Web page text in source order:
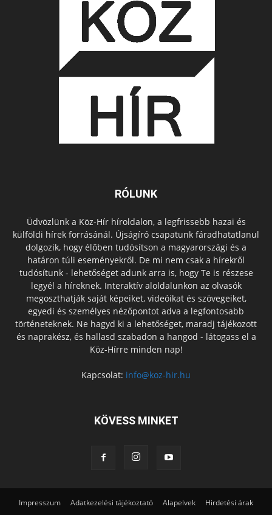
RÓLUNK
Üdvözlünk a Köz-Hír híroldalon, a legfrissebb hazai és
külföldi hírek forrásánál. Újságíró csapatunk fáradhatatlanul
dolgozik, hogy élőben tudósítson a magyarországi és a
határon túli eseményekről. De mi nem csak a hírekről
tudósítunk - lehetőséget adunk arra is, hogy Te is részese
legyél a híreknek. Interaktív aloldalunkon az olvasók
megoszthatják saját képeiket, videóikat és szövegeiket,
egyedi és személyes nézőpontot adva a legfontosabb
történeteknek. Ne hagyd ki a lehetőséget, maradj tájékozott
és naprakész, és hallasd szabadon a hangod - látogass el a
Köz-Hírre minden nap!
Kapcsolat: info@koz-hir.hu
KÖVESS MINKET
Impresszum Adatkezelési tájékoztató Alapelvek Hirdetési árak